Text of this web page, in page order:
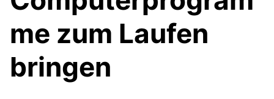
me zum Laufen
bringen